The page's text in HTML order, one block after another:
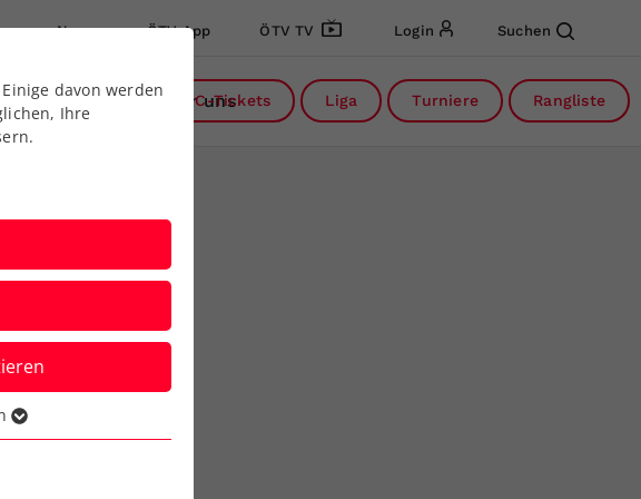
News ÖTV App ÖTV TV Login Suchen
Services Über uns
DC-Tickets Liga Turniere Rangliste
davon werden
Ihre
der
die Webseite